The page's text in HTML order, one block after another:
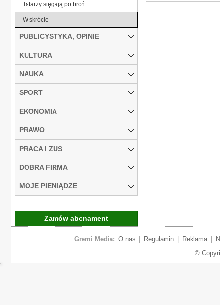
Tatarzy sięgają po broń
W skrócie
PUBLICYSTYKA, OPINIE
KULTURA
NAUKA
SPORT
EKONOMIA
PRAWO
PRACA I ZUS
DOBRA FIRMA
MOJE PIENIĄDZE
Zamów abonament
Gremi Media: O nas Regulamin Reklama
©